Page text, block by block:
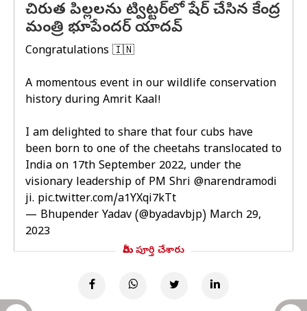
చిరుత పిల్లలను ట్విట్టర్‌లో షేర్ చేసిన కేంద్ర
మంత్రి భూపేందర్ యాదవ్
Congratulations 🇮🇳
A momentous event in our wildlife conservation
history during Amrit Kaal!
I am delighted to share that four cubs have
been born to one of the cheetahs translocated to
India on 17th September 2022, under the
visionary leadership of PM Shri @narendramodi
ji. pic.twitter.com/a1YXqi7kTt
— Bhupender Yadav (@byadavbjp) March 29,
2023
మీరు పూర్తి చేశారు